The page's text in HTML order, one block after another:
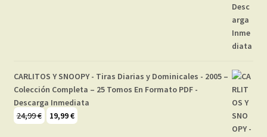
CARLITOS Y SNOOPY - Tiras Diarias y Dominicales - 2005 –
Colección Completa – 25 Tomos En Formato PDF -
Descarga Inmediata
24,99€
El19,99€